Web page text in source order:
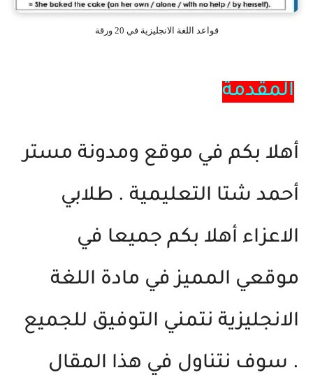
قواعد اللغة الانجليزية في 20 ورقة
المقدمة
أهلا بكم في موقع ومدونة مستر
أحمد شتا التعليمية . طلابي
الاعزاء أهلا بكم جميعا في
موقعي المميز في مادة اللغة
الانجليزية نتمني التوفيق للجميع
. سوف نتناول في هذا المقال